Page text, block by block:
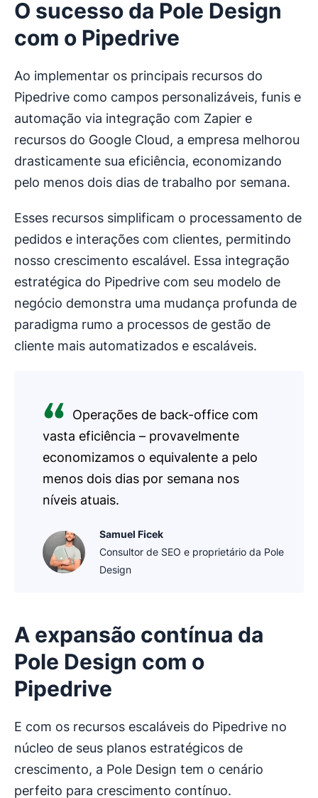
O sucesso da Pole Design
com o Pipedrive
Ao implementar os principais recursos do
Pipedrive como campos personalizáveis, funis e
automação via integração com Zapier e
recursos do Google Cloud, a empresa melhorou
drasticamente sua eficiência, economizando
pelo menos dois dias de trabalho por semana.
Esses recursos simplificam o processamento de
pedidos e interações com clientes, permitindo
nosso crescimento escalável. Essa integração
estratégica do Pipedrive com seu modelo de
negócio demonstra uma mudança profunda de
paradigma rumo a processos de gestão de
cliente mais automatizados e escaláveis.
Operações de back-office com
vasta eficiência – provavelmente
economizamos o equivalente a pelo
menos dois dias por semana nos
níveis atuais.
Samuel Ficek
Consultor de SEO e proprietário da Pole
Design
A expansão contínua da
Pole Design com o
Pipedrive
E com os recursos escaláveis do Pipedrive no
núcleo de seus planos estratégicos de
crescimento, a Pole Design tem o cenário
perfeito para crescimento contínuo.